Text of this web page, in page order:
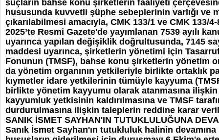
suçların bahse konu şirketlerin faaliyeti
hususunda kuvvetli şüphe sebeplerinin varlığı ve
çıkarılabilmesi amacıyla, CMK 133/1 ve CMK 133/
2025’te Resmi Gazete'de yayımlanan 7539 ayılı
uyarınca yapılan değişiklik doğrultusunda, 7145
maddesi uyarınca, şirketlerin yönetimi için
Fonunun (TMSF), bahse konu şirketlerin yönetim
da yönetim organının yetkileriyle birlikte ortaklık
kıymetler idare yetkilerinin tümüyle kayyuma
birlikte yönetim kayyumu olarak atanmasına ilişkin
kayyumluk yetkisinin kaldırılmasına ve TMSF
durdurulmasına ilişkin taleplerin reddine karar
SANIK İSMET SAYHAN'IN TUTUKLULUĞUNA
Sanık İsmet Sayhan'ın tutukluluk halinin